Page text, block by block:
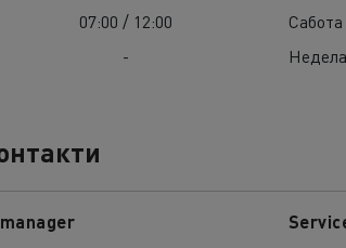
07:00 / 12:00
-
Сабота
Недела